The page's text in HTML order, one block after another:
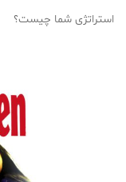
استراتژی شما چیست؟